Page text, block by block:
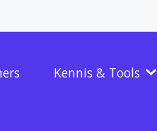
Kennis & Tools